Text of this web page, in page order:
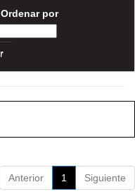
Ordenar por
Anterior 1 Siguiente